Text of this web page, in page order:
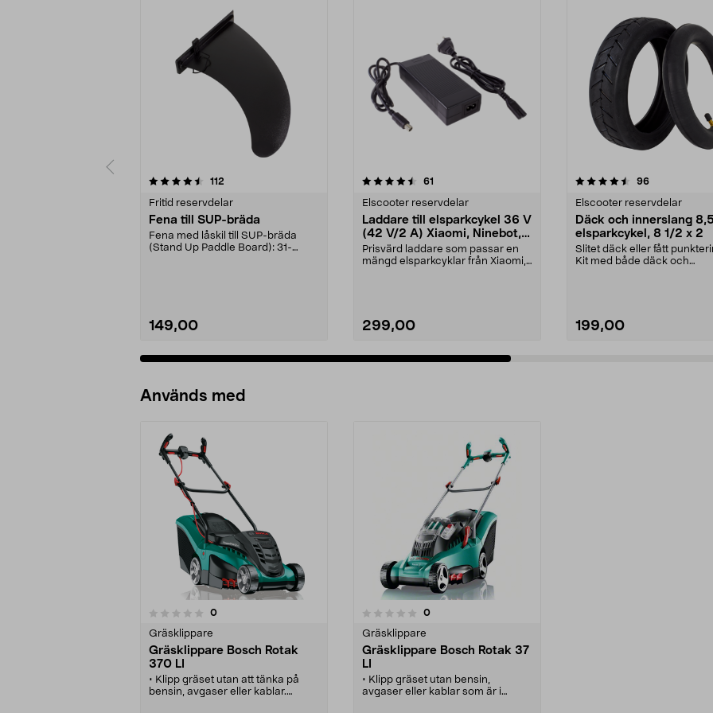
112
Fritid reservdelar
Fena till SUP-bräda
Fena med låskil till SUP-bräda
(Stand Up Paddle Board): 31-
149,00
4.5 av 5 stjärnor 61
Elscooter reservdelar
Laddare till elsparkcykel 36 V
(42 V/2 A) Xiaomi, Ninebot,
E-Way m.fl.
Prisvärd laddare som passar en
mängd elsparkcyklar från Xiaomi,
299,00
4.5 av 5 stjärnor 96recensioner
Elscooter reservdelar
Däck och innerslang
elsparkcykel, 8 1/2 x 2
Slitet däck eller fått
Kit med både däck och
199,00
4.5 av 5 stjärnor
Används med
0recensioner
Gräsklippare
Gräsklippare Bosch Rotak
370 LI
• Klipp gräset utan att tänka på
bensin, avgaser eller kablar.
0.0 av 5 stjärnor 0recensioner
Gräsklippare
Gräsklippare Bosch Rotak 37
LI
• Klipp gräset utan bensin,
avgaser eller kablar som är i